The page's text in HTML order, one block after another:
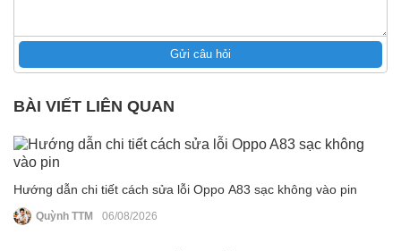
Gửi câu hỏi
BÀI VIẾT LIÊN QUAN
Hướng dẫn chi tiết cách sửa lỗi Oppo A83 sạc không vào pin
Quỳnh TTM 06/08/2026